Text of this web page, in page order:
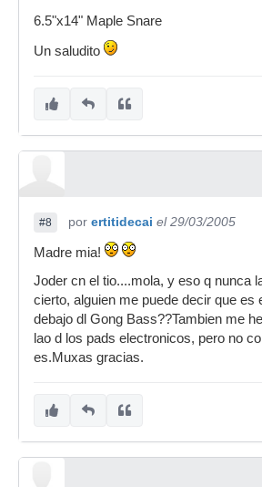
6.5"x14" Maple Snare
Un saludito
#8 por ertitidecai el 29/03/2005
Madre mia!
Joder cn el tio....mola, y eso q nunca
cierto, alguien me puede decir que es
debajo dl Gong Bass??Tambien me
lao d los pads electronicos, pero no
es.Muxas gracias.